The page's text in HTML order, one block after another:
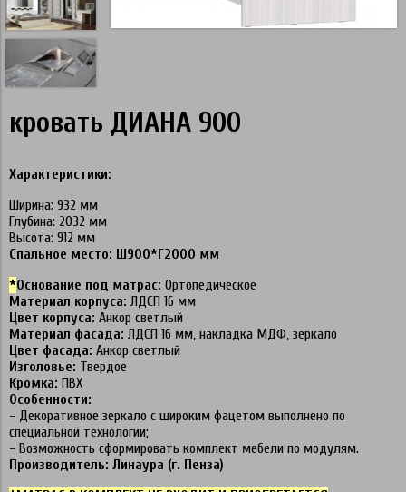
кровать ДИАНА 900
Характеристики:
Ширина: 932 мм
Глубина: 2032 мм
Высота: 912 мм
Спальное место: Ш900*Г2000 мм
*Основание под матрас: Ортопедическое
Материал корпуса: ЛДСП 16 мм
Цвет корпуса: Анкор светлый
Материал фасада: ЛДСП 16 мм, накладка МДФ, зеркало
Цвет фасада: Анкор светлый
Изголовье: Твердое
Кромка: ПВХ
Особенности:
- Декоративное зеркало с широким фацетом выполнено по
специальной технологии;
- Возможность сформировать комплект мебели по модулям.
Производитель: Линаура (г. Пенза)